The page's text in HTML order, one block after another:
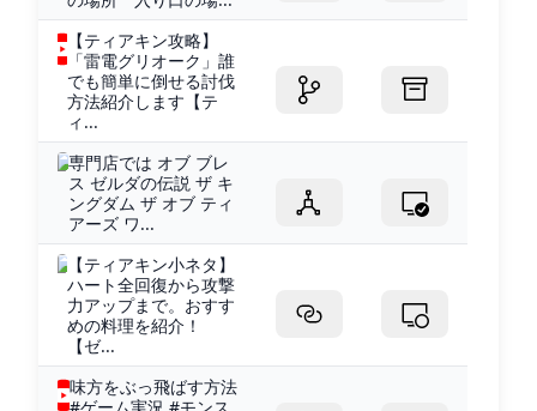
【ティアキン攻略】
「雷電グリオーク」誰
でも簡単に倒せる討伐
方法紹介します【テ
ィ...
専門店では オブ ブレ
ス ゼルダの伝説 ザ キ
ングダム ザ オブ ティ
アーズ ワ...
【ティアキン小ネタ】
ハート全回復から攻撃
力アップまで。おすす
めの料理を紹介！
【ゼ...
味方をぶっ飛ばす方法